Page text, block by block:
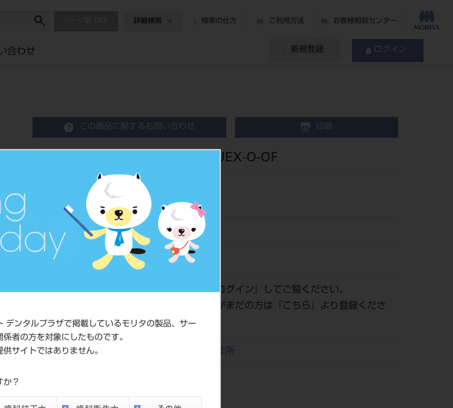
デンタルプラザで掲載しているモリタの製品、サー
者の方を対象にしたものです。
サイトではありません。
か？
詳細検索 検索の仕方 ご利用方法 お客様相談センター
合わせ 新規登録 ログイン
この商品に関するお問い合わせ 印刷
スペアツインパワー4H PAR-4HUEX-O-OF
Air Turbine Handpiece Twinpower Turbine 4H
歯科用ガス圧式ハンドピース
品目コード 101813825
JAN/EANコード 4548213019861
価格の確認は『ログイン 』してご覧ください。
ネット会員登録がまだの方は『
こちら
』より登録くださ
い。
メーカー （株）モリタ製作所
ジ